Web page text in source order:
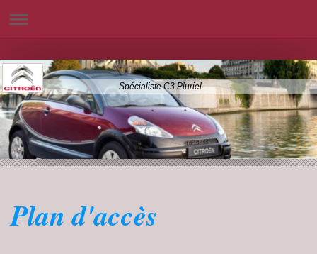
Spécialiste C3 Pluriel
Plan d'accès